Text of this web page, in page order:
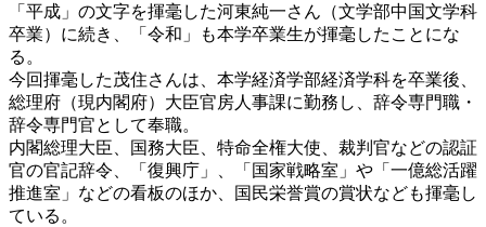
「平成」の文字を揮毫した河東純一さん（文学部中国文学科
卒業）に続き、「令和」も本学卒業生が揮毫したことにな
る。
今回揮毫した茂住さんは、本学経済学部経済学科を卒業後、
総理府（現内閣府）大臣官房人事課に勤務し、辞令専門職・
辞令専門官として奉職。
内閣総理大臣、国務大臣、特命全権大使、裁判官などの認証
官の官記辞令、「復興庁」、「国家戦略室」や「一億総活躍
推進室」などの看板のほか、国民栄誉賞の賞状なども揮毫し
ている。